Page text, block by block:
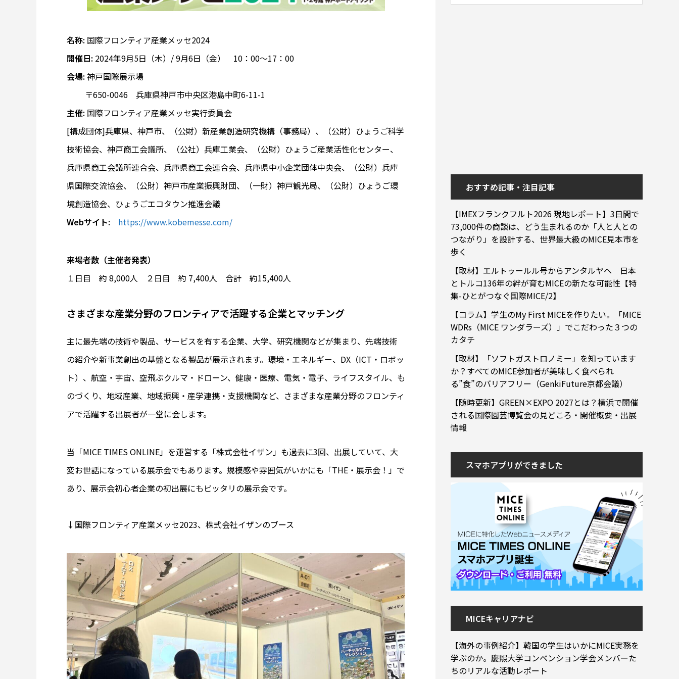
名称: 国際フロンティア産業メッセ2024
開催日: 2024年9月5日（木）/ 9月6日（金） 10：00～17：00
会場:神戸国際展示場
〒650-0046 兵庫県神戸市中央区港島中町6-11-1
主催: 国際フロンティア産業メッセ実行委員会
[構成団体]兵庫県、神戸市、（公財）新産業創造研究機構（事務局）、（公財）ひょうご科学
技術協会、神戸商工会議所、（公社）兵庫工業会、（公財）ひょうご産業活性化センター、
兵庫県商工会議所連合会、兵庫県商工会連合会、兵庫県中小企業団体中央会、（公財）兵庫
県国際交流協会、（公財）神戸市産業振興財団、（一財）神戸観光局、（公財）ひょうご環
境創造協会、ひょうごエコタウン推進会議
Webサイト:
https://www.kobemesse.com/
来場者数（主催者発表）
１日目 約 8,000人 ２日目 約 7,400人 合計 約15,400人
さまざまな産業分野のフロンティアで活躍する企業とマッチング
主に最先端の技術や製品、サービスを有する企業、大学、研究機関などが集まり、先端技術
の紹介や新事業創出の基盤となる製品が展示されます。環境・エネルギー、DX（ICT・ロボッ
ト）、航空・宇宙、空飛ぶクルマ・ドローン、健康・医療、電気・電子、ライフスタイル、も
のづくり、地域産業、地域振興・産学連携・支援機関など、さまざまな産業分野のフロンティ
アで活躍する出展者が一堂に会します。
当「MICE TIMES ONLINE」を運営する「株式会社イザン」も過去に3回、出展していて、大
変お世話になっている展示会でもあります。規模感や雰囲気がいかにも「THE・展示会！」で
あり、展示会初心者企業の初出展にもピッタリの展示会です。
↓国際フロンティア産業メッセ2023、株式会社イザンのブース
おすすめ記事・注目記事
【IMEXフランクフルト2026 現地レポート】3日間で
73,000件の商談は、どう生まれるのか「人と人との
つながり」を設計する、世界最大級のMICE見本市を
歩く
【取材】エルトゥールル号からアンタルヤへ 日本
とトルコ136年の絆が育むMICEの新たな可能性【特
集-ひとがつなぐ国際MICE/2】
【コラム】学生のMy First MICEを作りたい。「MICE
WDRs（MICE ワンダラーズ）」でこだわった３つの
カタチ
【取材】「ソフトガストロノミー」を知っています
か？すべてのMICE参加者が美味しく食べられ
る”食”のバリアフリー（GenkiFuture京都会議）
【随時更新】GREEN×EXPO 2027とは？横浜で開催
される国際園芸博覧会の見どころ・開催概要・出展
情報
スマホアプリができました
MICEキャリアナビ
【海外の事例紹介】韓国の学生はいかにMICE実務を
学ぶのか。慶煕大学コンベンション学会メンバーた
ちのリアルな活動レポート